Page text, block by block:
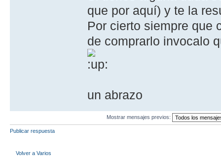
que por aquí) y te la
Por cierto siempre que
de comprarlo invocalo
un abrazo
Mostrar mensajes previos:
Publicar respuesta
Volver a Varios